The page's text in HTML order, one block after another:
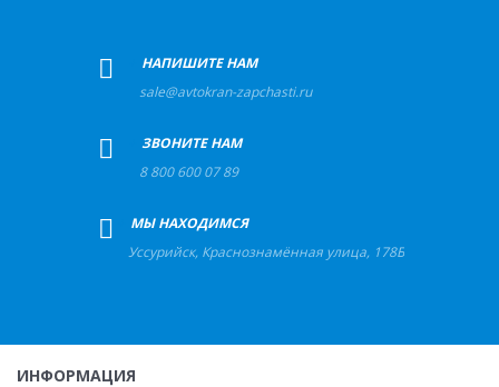
НАПИШИТЕ НАМ
sale@avtokran-zapchasti.ru
ЗВОНИТЕ НАМ
8 800 600 07 89
МЫ НАХОДИМСЯ
Уссурийск, Краснознамённая улица, 178Б
ИНФОРМАЦИЯ